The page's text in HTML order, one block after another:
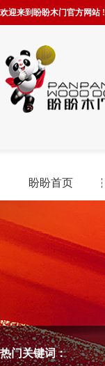
欢迎来到盼盼木门官方网站 !
盼盼首页
热门关键词：